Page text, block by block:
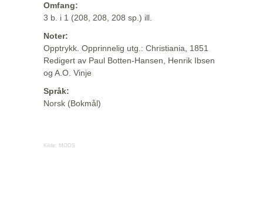
Omfang:
3 b. i 1 (208, 208, 208 sp.) ill.
Noter:
Opptrykk. Opprinnelig utg.: Christiania, 1851
Redigert av Paul Botten-Hansen, Henrik Ibsen
og A.O. Vinje
Språk:
Norsk (Bokmål)
Kilde: MODS